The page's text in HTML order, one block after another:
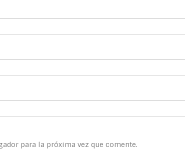
para la próxima vez que comente.